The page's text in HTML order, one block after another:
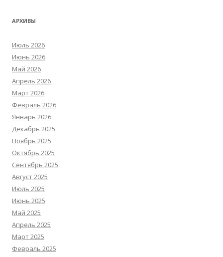
АРХИВЫ
Июль 2026
Июнь 2026
Май 2026
Апрель 2026
Март 2026
Февраль 2026
Январь 2026
Декабрь 2025
Ноябрь 2025
Октябрь 2025
Сентябрь 2025
Август 2025
Июль 2025
Июнь 2025
Май 2025
Апрель 2025
Март 2025
Февраль 2025